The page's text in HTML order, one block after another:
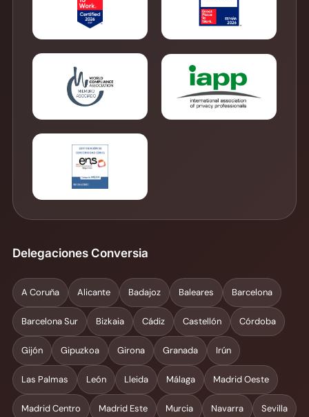
Delegaciones Conversia
A Coruña Alicante Badajoz Baleares Barcelona
Barcelona Sur Bizkaia Cádiz Castellón Córdoba
Gijón Gipuzkoa Girona Granada Irún
Las Palmas León Lleida Málaga Madrid Oeste
Madrid Centro Madrid Este Murcia Navarra Sevilla